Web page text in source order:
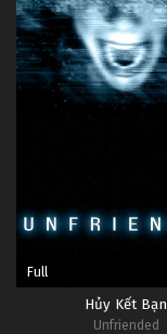
Full
Hủy Kết Bạn
Unfriended